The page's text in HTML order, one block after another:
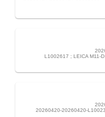
L1002617 ; LEICA M11-
20260420-20260420-